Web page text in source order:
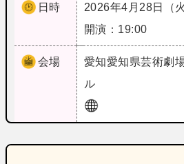
日時
2026年4月28日（火
開演：19:00
会場 愛知愛知県芸術劇
ル